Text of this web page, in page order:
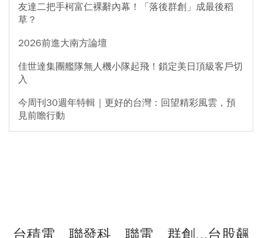
友達二把手柯富仁裸辭內幕！「落後群創」成最後稻
草？
2026前進大南方論壇
佳世達集團艦隊無人機小隊起飛！鎖定美日頂級客戶切
入
今周刊30週年特輯｜更好的台灣：回望精彩風雲，預
見前瞻行動
台積電、聯發科、聯電、群創...台股飆